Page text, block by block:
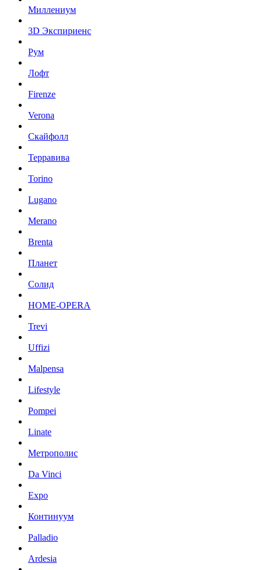
Миллениум
3D Экспириенс
Рум
Лофт
Firenze
Verona
Скайфолл
Терравива
Torino
Lugano
Merano
Brenta
Планет
Солид
HOME-OPERA
Trevi
Uffizi
Malpensa
Lifestyle
Pompei
Linate
Метрополис
Da Vinci
Expo
Континуум
Palladio
Ardesia